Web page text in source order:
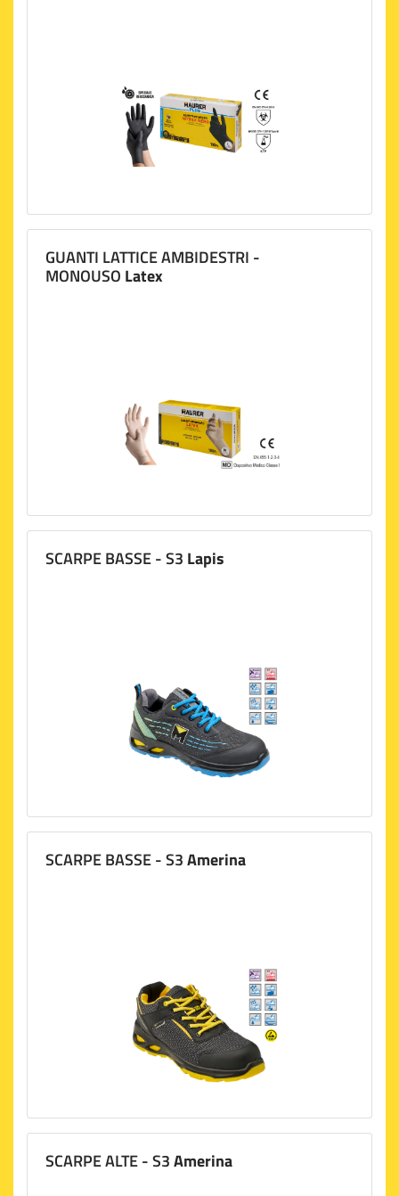
GUANTI LATTICE AMBIDESTRI -
MONOUSO Latex
SCARPE BASSE - S3 Lapis
SCARPE BASSE - S3Amerina
SCARPE ALTE - S3Amerina